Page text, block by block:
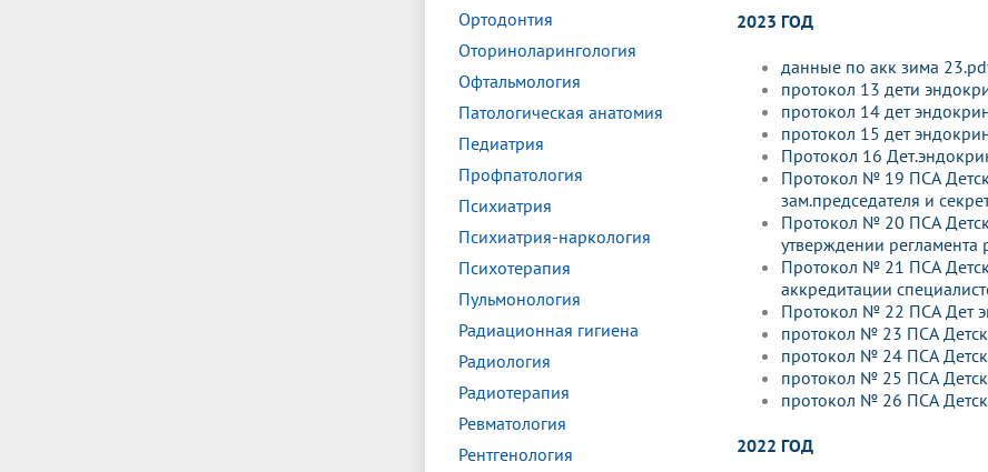
Ортодонтия
Оториноларингология
Офтальмология
Патологическая анатомия
Педиатрия
Профпатология
Психиатрия
Психиатрия-наркология
Психотерапия
Пульмонология
Радиационная гигиена
Радиология
Радиотерапия
Ревматология
Рентгенология
2023 ГОД
данные по акк зима
протокол 13 дети
протокол 14 дет
протокол 15 дет
Протокол 16
Протокол № 19 ПСА
зам.председателя и
Протокол № 20 ПСА
утверждении
Протокол № 21 ПСА
аккредитации
Протокол № 22 ПСА Дет
протокол № 23 ПСА
протокол № 24 ПСА
протокол № 25 ПСА
протокол № 26 ПСА
2022 ГОД